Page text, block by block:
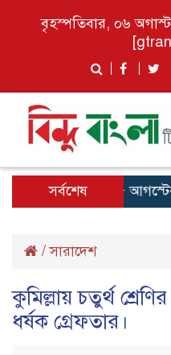
বৃহস্পতিবার, ০৬
সর্বশেষ৫ আগস্টের
/সারাদেশ
কুমিল্লায় চতুর্থ
ধর্ষক গ্রেফতার।